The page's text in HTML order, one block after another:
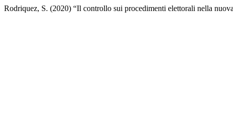
Rodriquez, S. (2020) “Il controllo sui procedimenti elettorali nella